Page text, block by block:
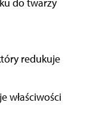
redukuje
właściwości